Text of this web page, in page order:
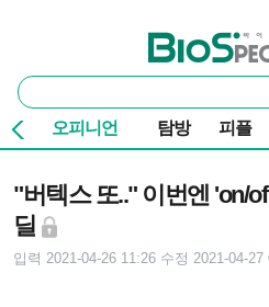
바이오스펙테이
통
합
검
색
오피니언 탐방 피플
"버텍스 또.." 이번엔 'on/
딜
입력 2021-04-26 11:26 수정 2021-04-27